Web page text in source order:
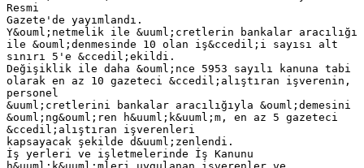
Resmi
Gazete'de yayımlandı.
Y&ouml;netmelik ile &uuml;cretlerin bankalar aracılığı
ile &ouml;denmesinde 10 olan iş&ccedil;i sayısı alt
sınırı 5'e &ccedil;ekildi.
Değişiklik ile daha &ouml;nce 5953 sayılı kanuna tabi
olarak en az 10 gazeteci &ccedil;alıştıran işverenin,
personel
&uuml;cretlerini bankalar aracılığıyla &ouml;demesini
&ouml;ng&ouml;ren h&uuml;k&uuml;m, en az 5 gazeteci
&ccedil;alıştıran işverenleri
kapsayacak şekilde d&uuml;zenlendi.
İş yerleri ve işletmelerinde İş Kanunu